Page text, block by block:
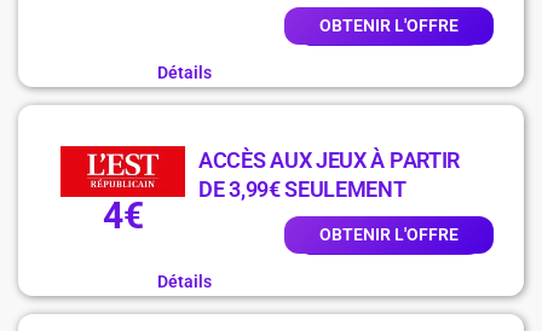
OBTENIR L'OFFRE
Détails
4€
ACCÈS AUX JEUX À PARTIR
DE 3,99€ SEULEMENT
OBTENIR L'OFFRE
Détails